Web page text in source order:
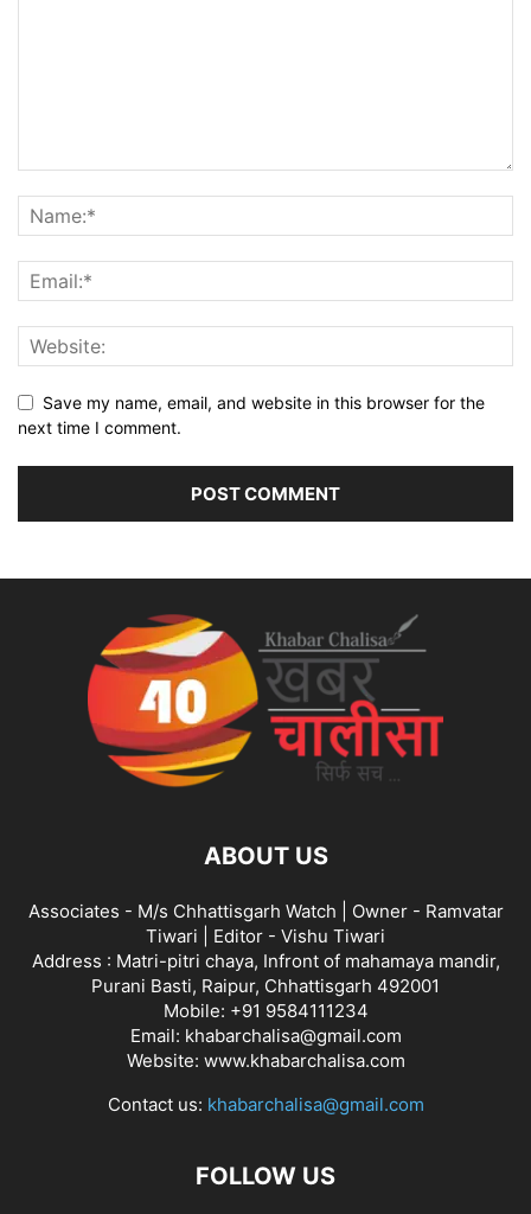
Save my name, email, and website in this browser for the
next time I comment.
ABOUT US
Associates - M/s Chhattisgarh Watch | Owner - Ramvatar
Tiwari | Editor - Vishu Tiwari
Address : Matri-pitri chaya, Infront of mahamaya mandir,
Purani Basti, Raipur, Chhattisgarh 492001
Mobile: +91 9584111234
Email: khabarchalisa@gmail.com
Website: www.khabarchalisa.com
Contact us: khabarchalisa@gmail.com
FOLLOW US